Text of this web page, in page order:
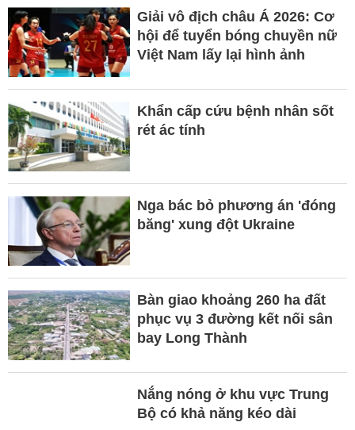
Giải vô địch châu Á 2026: Cơ
hội để tuyển bóng chuyền nữ
Việt Nam lấy lại hình ảnh
Khẩn cấp cứu bệnh nhân sốt
rét ác tính
Nga bác bỏ phương án 'đóng
băng' xung đột Ukraine
Bàn giao khoảng 260 ha đất
phục vụ 3 đường kết nối sân
bay Long Thành
Nắng nóng ở khu vực Trung
Bộ có khả năng kéo dài